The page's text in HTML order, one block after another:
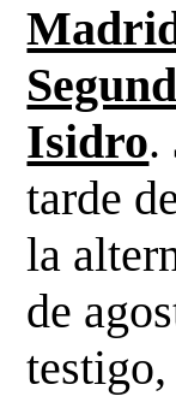
Isidro.
tarde
la
de